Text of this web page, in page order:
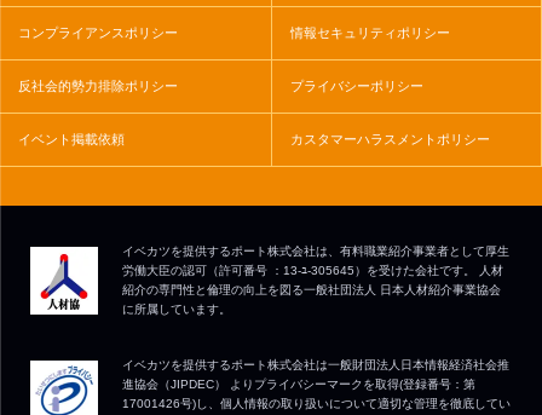
コンプライアンスポリシー 情報セキュリティポリシー
反社会的勢力排除ポリシー プライバシーポリシー
イベント掲載依頼 カスタマーハラスメントポリシー